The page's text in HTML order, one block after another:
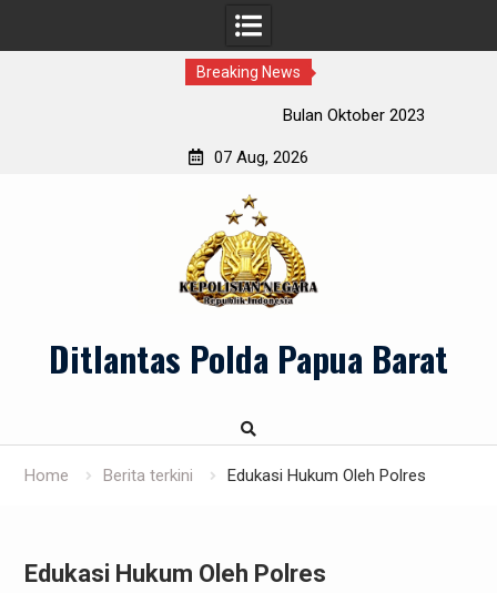
Breaking News
Bulan Oktober 2023
07 Aug, 2026
Ditlantas Polda Papua Barat
Home Berita terkini Edukasi Hukum Oleh Polres
Edukasi Hukum Oleh Polres